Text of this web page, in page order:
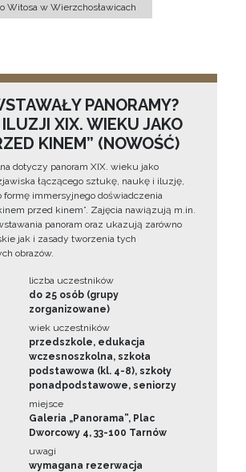
Witosa w Wierzchosławicach
PANORAMY?
XIX. WIEKU JAKO
KINEM” (NOWOŚĆ)
dotyczy panoram XIX. wieku jako
łączącego sztukę, naukę i iluzję,
formę immersyjnego doświadczenia
przed kinem”. Zajęcia nawiązują m.in.
panoram oraz ukazują zarówno
jak i zasady tworzenia tych
obrazów.
liczba uczestników
do 25 osób (grupy
zorganizowane)
wiek uczestników
przedszkole, edukacja
wczesnoszkolna, szkoła
podstawowa (kl. 4-8), szkoły
ponadpodstawowe, seniorzy
miejsce
Galeria „Panorama”, Plac
Dworcowy 4, 33-100 Tarnów
uwagi
wymagana rezerwacja